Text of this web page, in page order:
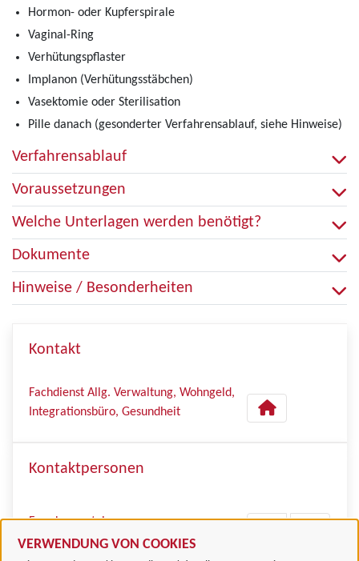
VERWENDUNG VON COOKIES
Hormon- oder Kupferspirale
Vaginal-Ring
Verhütungspflaster
Implanon (Verhütungsstäbchen)
Vasektomie oder Sterilisation
Pille danach (gesonderter Verfahrensablauf, siehe Hinweise)
Verfahrensablauf
Voraussetzungen
Welche Unterlagen werden benötigt?
Dokumente
Hinweise / Besonderheiten
Kontakt
Fachdienst Allg. Verwaltung, Wohngeld,
Integrationsbüro, Gesundheit
Kontaktpersonen
Frau Lauenstein